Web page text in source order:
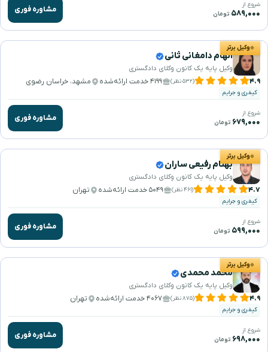
شروع از
۵۸۹,۰۰۰ تومان مشاوره فوری
وکیل برتر
الهام دامغانی ثانی
وکیل پایه یک کانون وکلای دادگستری
۴.۹ (۵۳۲ نظر) ۴۱۹۹ خدمت ارائه‌شده مشهد، خراسان رضوی
کیفری و جرایم
شروع از
۶۷۹,۰۰۰ تومان مشاوره فوری
وکیل برتر
بهنام رفیعی ساران
وکیل پایه یک کانون وکلای دادگستری
۴.۷ (۴۶۱ نظر) ۵۰۴۹ خدمت ارائه‌شده تهران
کیفری و جرایم
شروع از
۵۹۹,۰۰۰ تومان مشاوره فوری
وکیل برتر
محمد محمدی
وکیل پایه یک کانون وکلای دادگستری
۴.۹ (۸۷۵ نظر) ۴۰۶۷ خدمت ارائه‌شده تهران
کیفری و جرایم
شروع از
۶۹۸,۰۰۰ تومان مشاوره فوری